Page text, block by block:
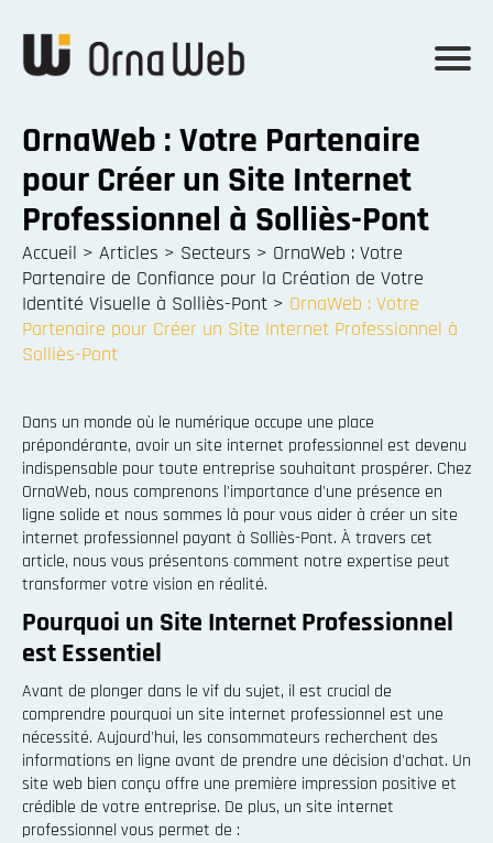
OrnaWeb : Votre Partenaire
pour Créer un Site Internet
Professionnel à Solliès-Pont
Accueil > Articles > Secteurs > OrnaWeb : Votre
Partenaire de Confiance pour la Création de Votre
Identité Visuelle à Solliès-Pont > OrnaWeb : Votre
Partenaire pour Créer un Site Internet Professionnel à
Solliès-Pont
Dans un monde où le numérique occupe une place
prépondérante, avoir un site internet professionnel est devenu
indispensable pour toute entreprise souhaitant prospérer. Chez
OrnaWeb, nous comprenons l'importance d'une présence en
ligne solide et nous sommes là pour vous aider à créer un site
internet professionnel payant à Solliès-Pont. À travers cet
article, nous vous présentons comment notre expertise peut
transformer votre vision en réalité.
Pourquoi un Site Internet Professionnel
est Essentiel
Avant de plonger dans le vif du sujet, il est crucial de
comprendre pourquoi un site internet professionnel est une
nécessité. Aujourd'hui, les consommateurs recherchent des
informations en ligne avant de prendre une décision d'achat. Un
site web bien conçu offre une première impression positive et
crédible de votre entreprise. De plus, un site internet
professionnel vous permet de :